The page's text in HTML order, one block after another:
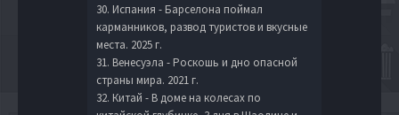
30. Испания - Барселона поймал
карманников, развод туристов и вкусные
места. 2025 г.
31. Венесуэла - Роскошь и дно опасной
страны мира. 2021 г.
32. Китай - В доме на колесах по